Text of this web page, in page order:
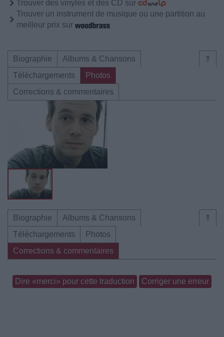
Trouver des vinyles et des CD sur
Trouver un instrument de musique ou une partition au
meilleur prix sur
⇑
Biographie
Albums & Chansons
Téléchargements
Photos
Corrections & commentaires
⇑
Biographie
Albums & Chansons
Téléchargements
Photos
Corrections & commentaires
Dire «merci» pour cette traduction Corriger une erreur